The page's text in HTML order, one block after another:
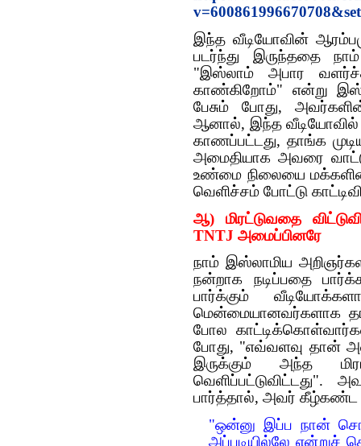
இந்த வீடியோவின்
படர்ந்து இருந்ததை
"இஸ்லாம் அபார
காண்கிறோம்" என்று
பேசும் போது,
ஆனால், இந்த வீடியோவில்
காணப்பட்டது, தாங்க
அமைதியாக அவரை
உண்மை நிலையை
வெளிச்சம் போட்டு
ஆ) மிரட்டுவதை
TNTJ அமைப்பினரே
நாம் இஸ்லாமிய
நன்றாக நடிப்பதை
பார்க்கும்
மென்மையானவர்களாக
போல
போது, "எவ்வளவு தான்
இருக்கும் அந்த
வெளிப்பட்டுவிட்டது".
பார்த்தால், அவர் கீழ்கண்ட
"ஒன்னு இப்ப நான்
அப்படியில்லே